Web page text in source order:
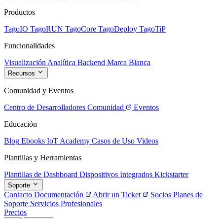
Productos
TagoIO TagoRUN TagoCore TagoDeploy TagoTiP
Funcionalidades
Visualización Analítica Backend Marca Blanca
Recursos
Comunidad y Eventos
Centro de Desarrolladores Comunidad
Eventos
Educación
Blog Ebooks IoT Academy Casos de Uso Videos
Plantillas y Herramientas
Plantillas de Dashboard Dispositivos Integrados Kickstarter
Soporte
Contacto Documentación Abrir un Ticket Socios Planes de
Soporte Servicios Profesionales
Precios